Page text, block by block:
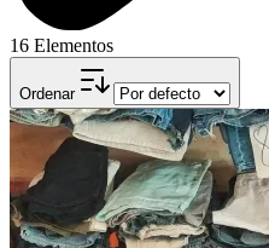
16 Elementos
Ordenar